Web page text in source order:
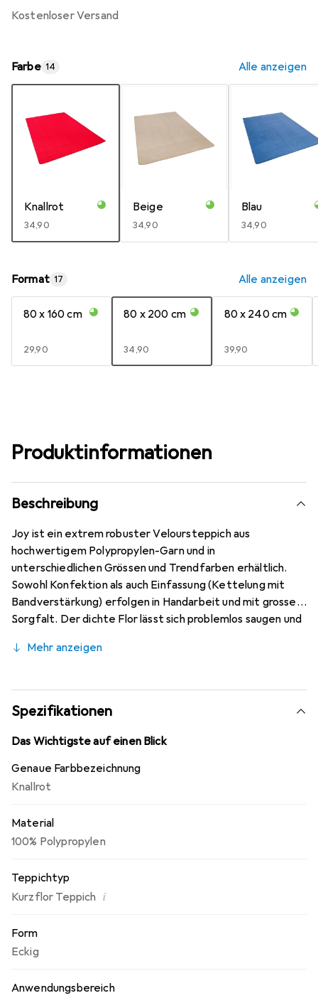
kostenloser Versand
Farbe 14 Alle anzeigen
Knallrot
EUR
34,90
Beige
EUR
34,90
Blau
EUR
34,90
Format 17 Alle anzeigen
80 x 160 cm
EUR
29,90
80 x 200 cm
EUR
34,90
80 x 240 cm
EUR
39,90
Produktinformationen
Beschreibung
Joy ist ein extrem robuster Veloursteppich aus
hochwertigem Polypropylen-Garn und in
unterschiedlichen Grössen und Trendfarben erhältlich.
Sowohl Konfektion als auch Einfassung (Kettelung mit
Bandverstärkung) erfolgen in Handarbeit und mit grosser
Sorgfalt. Der dichte Flor lässt sich problemlos saugen und
schadstoffgeprüft durch die Gemeinschaft
Mehr anzeigen
Spezifikationen
Das Wichtigste auf einen Blick
Genaue Farbbezeichnung
Knallrot
Material
100% Polypropylen
Teppichtyp
Kurzflor Teppich i
Form
Eckig
Anwendungsbereich